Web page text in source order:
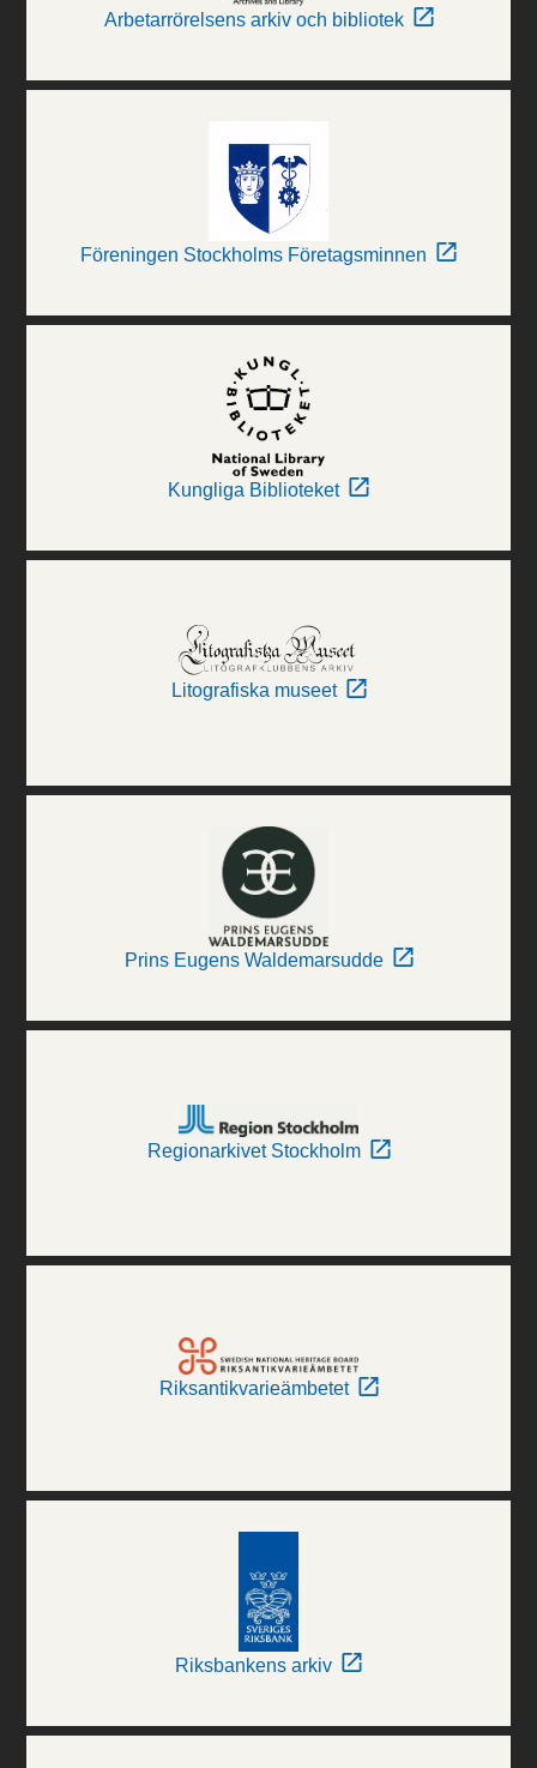
Arbetarrörelsens arkiv och bibliotek
Föreningen Stockholms Företagsminnen
Kungliga Biblioteket
Litografiska museet
Prins Eugens Waldemarsudde
Regionarkivet Stockholm
Riksantikvarieämbetet
Riksbankens arkiv